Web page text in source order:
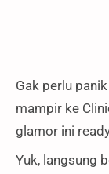
Gak perlu
mampir ke
glamor ini
Yuk, langsung